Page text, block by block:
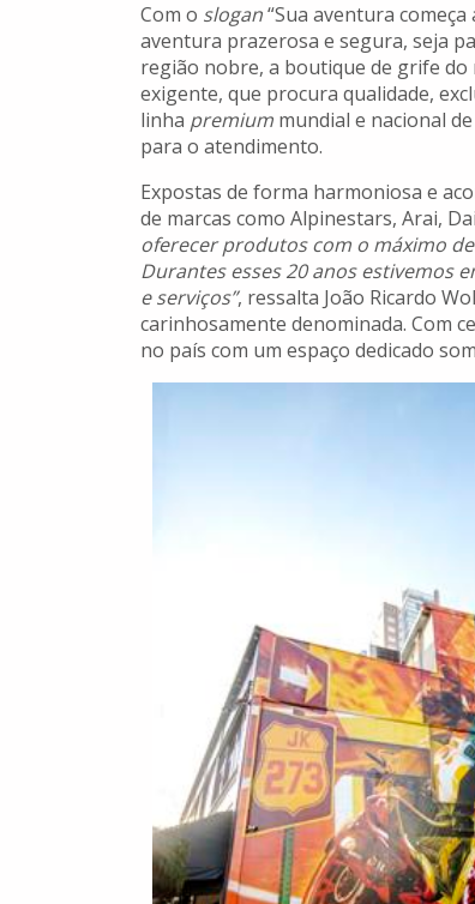
Com o slogan“Sua aventura
aventura prazerosa e segura, seja
região nobre, a boutique de grife
exigente, que procura qualidade,
linha premium mundial e nacional
para o atendimento.
Expostas de forma harmoniosa e
de marcas como Alpinestars, Arai,
oferecer produtos com o máximo
Durantes esses 20 anos estivemos
e serviços”, ressalta João Ricardo
carinhosamente denominada. Com
no país com um espaço dedicado